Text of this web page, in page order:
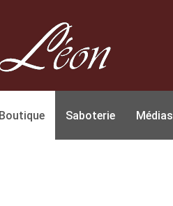
Boutique Saboterie Médias